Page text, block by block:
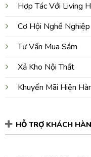
Hợp Tác Với Living
Cơ Hội Nghề Nghiệp
Tư Vấn Mua Sắm
Xả Kho Nội Thất
Khuyến Mãi Hiện
HỖ TRỢ KHÁCH